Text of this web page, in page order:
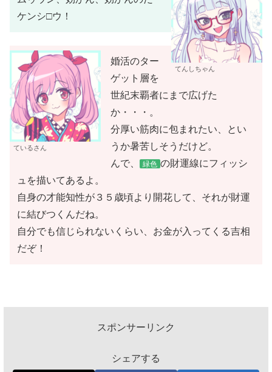
てんしちゃん
ケンシ□ウ！
ているさん
婚活のター
ゲット層を
世紀末覇者にまで広げた
か・・・。
分厚い筋肉に包まれたい、とい
うか暑苦しそうだけど。
んで、
緑色 の財運線にフィッシ
ュを描いてあるよ。
自身の才能知性が３５歳頃より開花して、それが財運
に結びつくんだね。
自分でも信じられないくらい、お金が入ってくる吉相
だぞ！
スポンサーリンク
シェアする